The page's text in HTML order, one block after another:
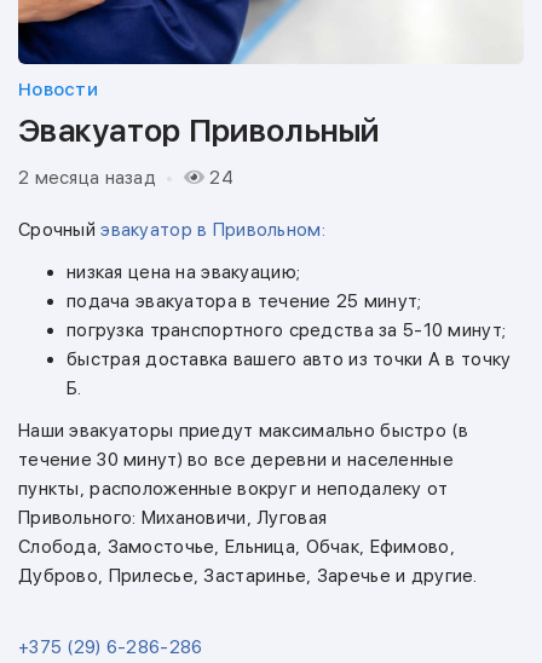
Новости
Эвакуатор Привольный
2 месяца назад 24
Срочныйэвакуатор в Привольном:
низкая цена на эвакуацию;
подача эвакуатора в течение 25 минут;
погрузка транспортного средства за 5-10 минут;
быстрая доставка вашего авто из точки А в точку
Б.
Наши эвакуаторы приедут максимально быстро (в
течение 30 минут) во все деревни и населенные
пункты, расположенные вокруг и неподалеку от
Привольного: Михановичи, Луговая
Слобода, Замосточье, Ельница, Обчак, Ефимово,
Дуброво, Прилесье, Застаринье, Заречье и другие.
+375 (29) 6-286-286